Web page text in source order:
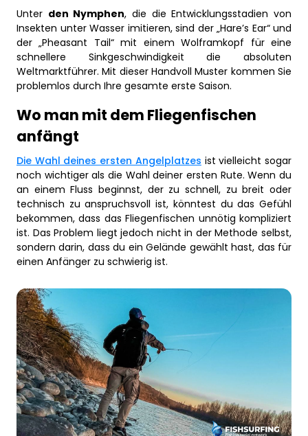
Unter den Nymphen, die die Entwicklungsstadien von
Insekten unter Wasser imitieren, sind der „Hare’s Ear“ und
der „Pheasant Tail“ mit einem Wolframkopf für eine
schnellere Sinkgeschwindigkeit die absoluten
Weltmarktführer. Mit dieser Handvoll Muster kommen Sie
problemlos durch Ihre gesamte erste Saison.
Wo man mit dem Fliegenfischen
anfängt
Die Wahl deines ersten Angelplatzes ist vielleicht sogar
noch wichtiger als die Wahl deiner ersten Rute. Wenn du
an einem Fluss beginnst, der zu schnell, zu breit oder
technisch zu anspruchsvoll ist, könntest du das Gefühl
bekommen, dass das Fliegenfischen unnötig kompliziert
ist. Das Problem liegt jedoch nicht in der Methode selbst,
sondern darin, dass du ein Gelände gewählt hast, das für
einen Anfänger zu schwierig ist.